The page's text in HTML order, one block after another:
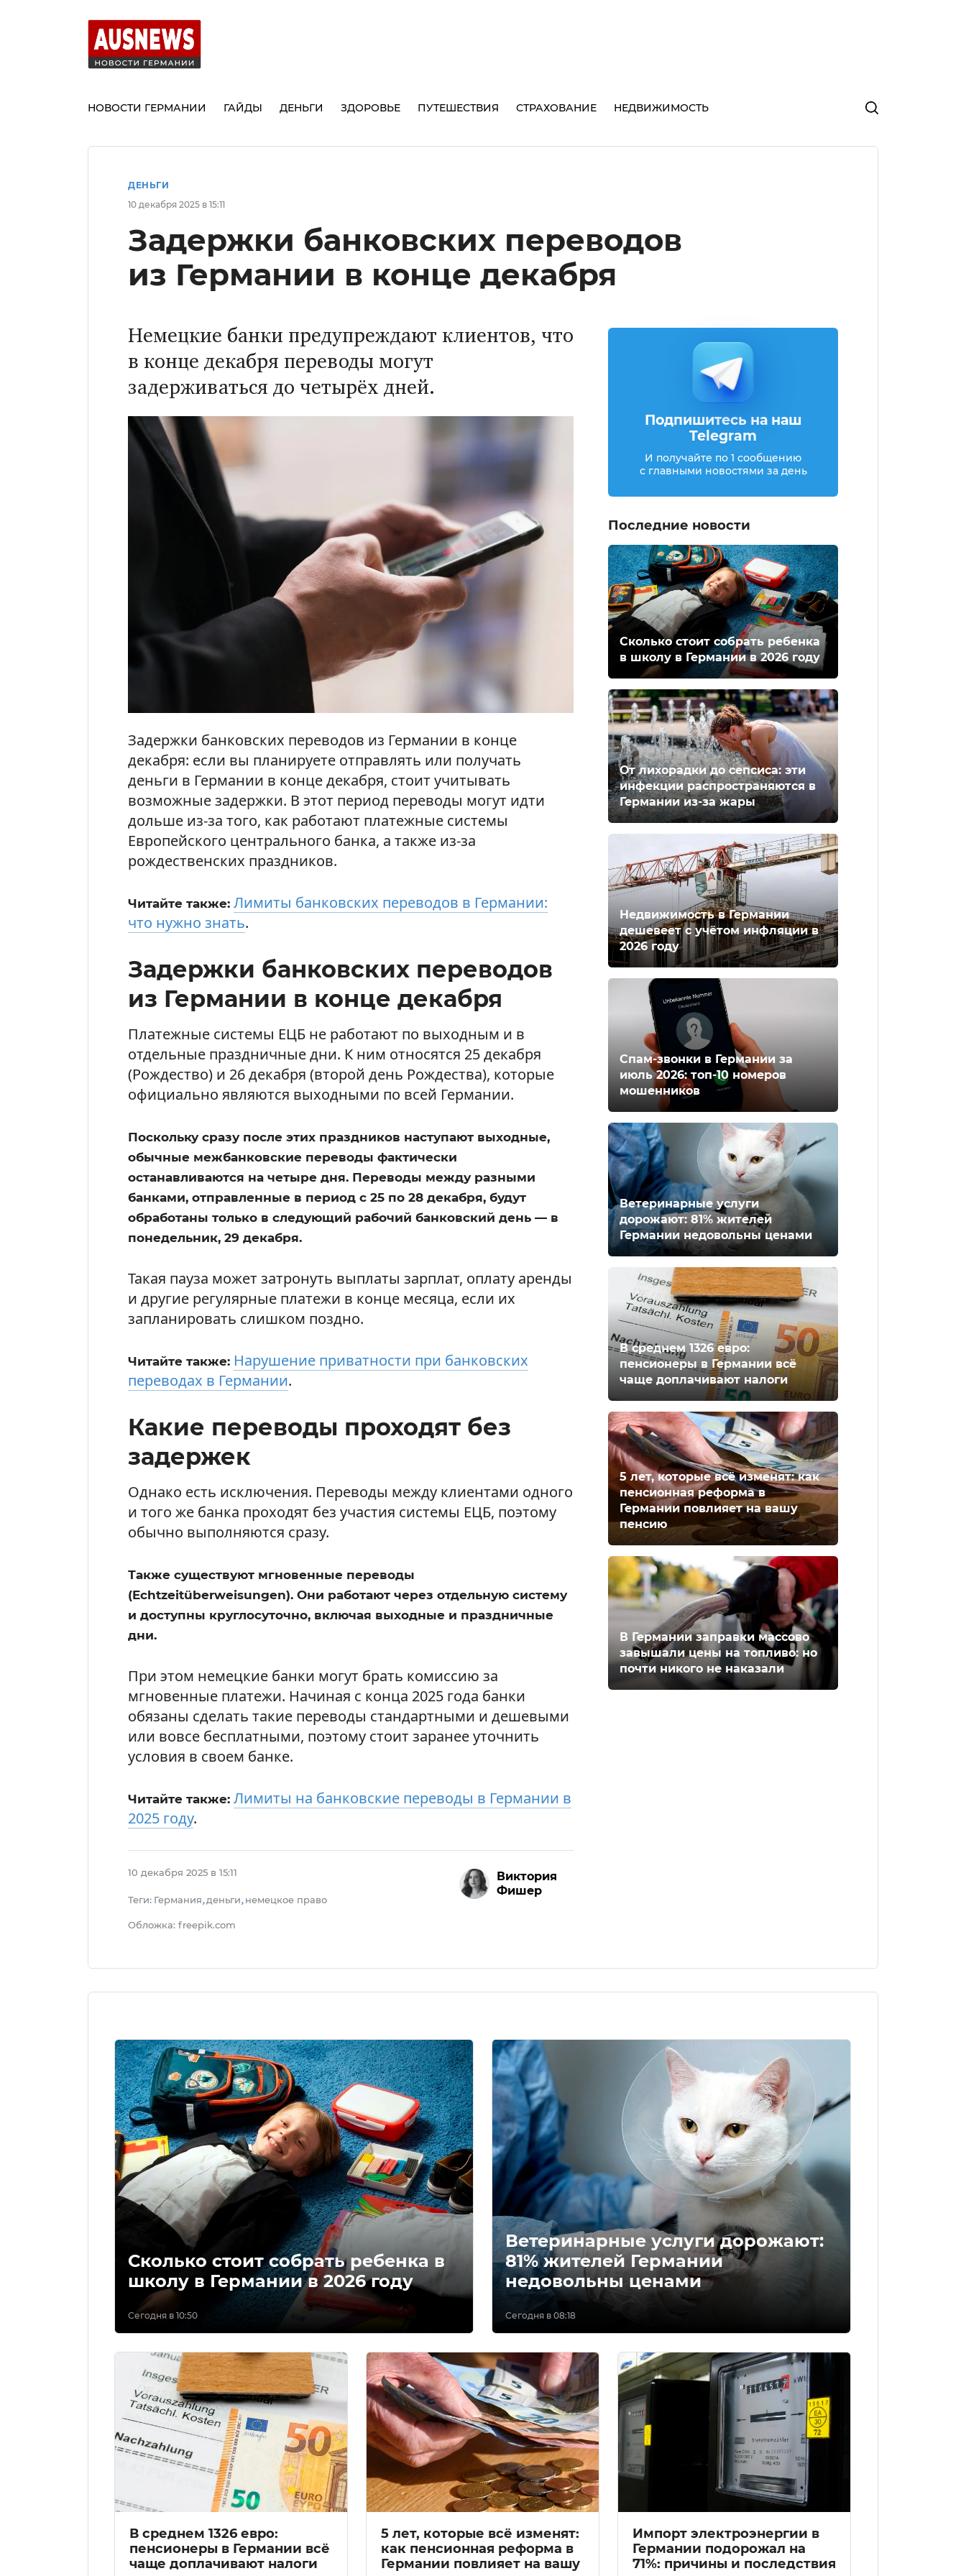
НОВОСТИ ГЕРМАНИИ ГАЙДЫ ДЕНЬГИ ЗДОРОВЬЕ ПУТЕШЕСТВИЯ СТРАХОВАНИЕ НЕДВИЖИМОСТЬ
ДЕНЬГИ
10 декабря 2025 в 15:11
Задержки банковских переводов
из Германии в конце декабря
Немецкие банки предупреждают клиентов, что
в конце декабря переводы могут
задерживаться до четырёх дней.
Задержки банковских переводов из Германии в конце
декабря: если вы планируете отправлять или получать
деньги в Германии в конце декабря, стоит учитывать
возможные задержки. В этот период переводы могут идти
дольше из-за того, как работают платежные системы
Европейского центрального банка, а также из-за
рождественских праздников.
Читайте также: Лимиты банковских переводов в Германии:
что нужно знать.
Задержки банковских переводов
из Германии в конце декабря
Платежные системы ЕЦБ не работают по выходным и в
отдельные праздничные дни. К ним относятся 25 декабря
(Рождество) и 26 декабря (второй день Рождества), которые
официально являются выходными по всей Германии.
Поскольку сразу после этих праздников наступают выходные,
обычные межбанковские переводы фактически
останавливаются на четыре дня. Переводы между разными
банками, отправленные в период с 25 по 28 декабря, будут
обработаны только в следующий рабочий банковский день — в
понедельник, 29 декабря.
Такая пауза может затронуть выплаты зарплат, оплату аренды
и другие регулярные платежи в конце месяца, если их
запланировать слишком поздно.
Читайте также: Нарушение приватности при банковских
переводах в Германии.
Какие переводы проходят без
задержек
Однако есть исключения. Переводы между клиентами одного
и того же банка проходят без участия системы ЕЦБ, поэтому
обычно выполняются сразу.
Также существуют мгновенные переводы
(Echtzeitüberweisungen). Они работают через отдельную систему
и доступны круглосуточно, включая выходные и праздничные
дни.
При этом немецкие банки могут брать комиссию за
мгновенные платежи. Начиная с конца 2025 года банки
обязаны сделать такие переводы стандартными и дешевыми
или вовсе бесплатными, поэтому стоит заранее уточнить
условия в своем банке.
Читайте также: Лимиты на банковские переводы в Германии в
2025 году.
10 декабря 2025 в 15:11
Теги: Германия, деньги, немецкое право
Обложка: freepik.com
Виктория
Фишер
Подпишитесь на наш
Telegram
И получайте по 1 сообщению
с главными новостями за день
Последние новости
Сколько стоит собрать ребенка
в школу в Германии в 2026 году
От лихорадки до сепсиса: эти
инфекции распространяются в
Германии из-за жары
Недвижимость в Германии
дешевеет с учётом инфляции в
2026 году
Спам-звонки в Германии за
июль 2026: топ-10 номеров
мошенников
Ветеринарные услуги
дорожают: 81% жителей
Германии недовольны ценами
В среднем 1326 евро:
пенсионеры в Германии всё
чаще доплачивают налоги
5 лет, которые всё изменят: как
пенсионная реформа в
Германии повлияет на вашу
пенсию
В Германии заправки массово
завышали цены на топливо: но
почти никого не наказали
Сколько стоит собрать ребенка в
школу в Германии в 2026 году
Сегодня в 10:50
Ветеринарные услуги дорожают:
81% жителей Германии
недовольны ценами
Сегодня в 08:18
В среднем 1326 евро:
пенсионеры в Германии всё
чаще доплачивают налоги
5 лет, которые всё изменят:
как пенсионная реформа в
Германии повлияет на вашу
Импорт электроэнергии в
Германии подорожал на
71%: причины и последствия